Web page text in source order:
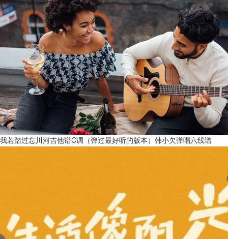
我若踏过忘川河吉他谱C调（弹过最好听的版本）韩小欠弹唱六线谱